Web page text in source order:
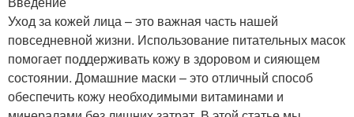
Уход за кожей лица – это важная часть нашей
повседневной жизни. Использование питательных масок
помогает поддерживать кожу в здоровом и сияющем
состоянии. Домашние маски – это отличный способ
обеспечить кожу необходимыми витаминами и